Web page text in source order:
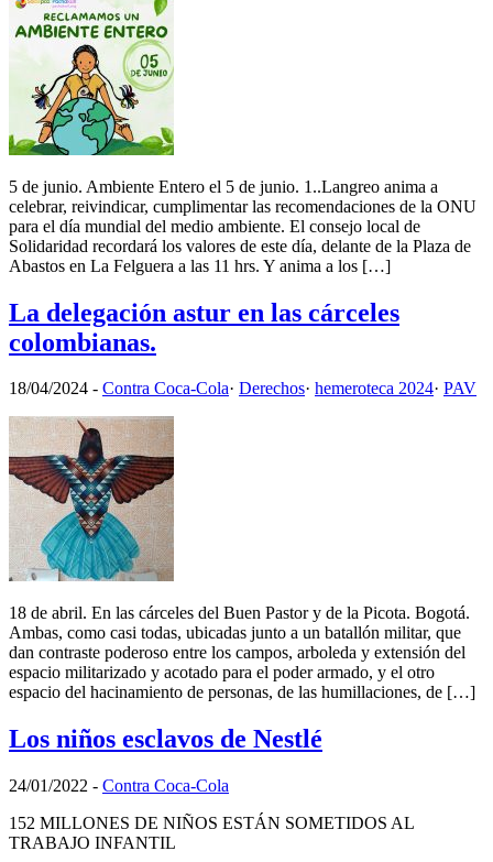
5 de junio. Ambiente Entero el 5 de junio. 1..Langreo anima a
celebrar, reivindicar, cumplimentar las recomendaciones de la ONU
para el día mundial del medio ambiente. El consejo local de
Solidaridad recordará los valores de este día, delante de la Plaza de
Abastos en La Felguera a las 11 hrs. Y anima a los […]
La delegación astur en las cárceles
colombianas.
18/04/2024 - Contra Coca-Cola· Derechos· hemeroteca 2024· PAV
18 de abril. En las cárceles del Buen Pastor y de la Picota. Bogotá.
Ambas, como casi todas, ubicadas junto a un batallón militar, que
dan contraste poderoso entre los campos, arboleda y extensión del
espacio militarizado y acotado para el poder armado, y el otro
espacio del hacinamiento de personas, de las humillaciones, de […]
Los niños esclavos de Nestlé
24/01/2022 - Contra Coca-Cola
152 MILLONES DE NIÑOS ESTÁN SOMETIDOS AL
TRABAJO INFANTIL